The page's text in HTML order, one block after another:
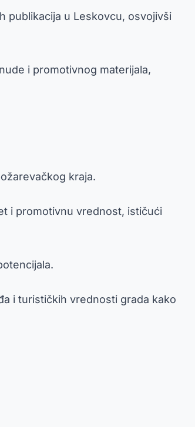
publikacija u Leskovcu, osvojivši
i promotivnog materijala,
kraja.
i promotivnu vrednost, ističući
i turističkih vrednosti grada kako